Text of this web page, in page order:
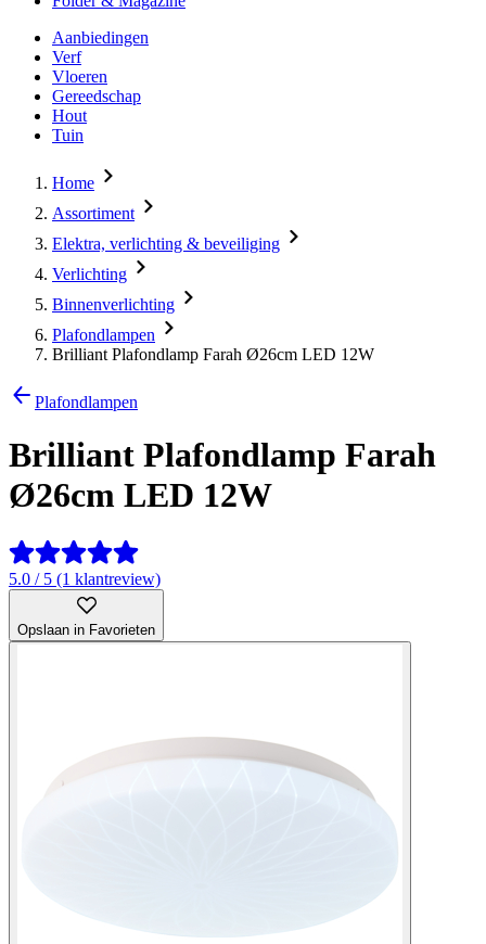
Aanbiedingen
Verf
Vloeren
Gereedschap
Hout
Tuin
Home
Assortiment
Elektra, verlichting & beveiliging
Verlichting
Binnenverlichting
Plafondlampen
Brilliant Plafondlamp Farah Ø26cm LED 12W
Plafondlampen
Brilliant Plafondlamp Farah
Ø26cm LED 12W
5.0 / 5 (1 klantreview)
Opslaan in Favorieten